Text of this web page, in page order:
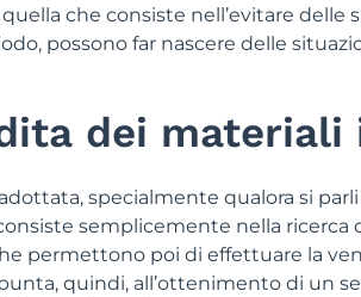
che consiste nell’evitare delle
possono far nascere delle
dei materiali
specialmente qualora si
semplicemente nella
permettono poi di effettuare la
quindi, all’ottenimento di un